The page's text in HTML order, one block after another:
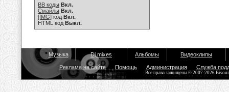
BB коды Вкл.
Смайлы Вкл.
[IMG] код Вкл.
HTML код Выкл.
Музыка Dj mixes Альбомы Видеоклипы
Реклама на сайте Помощь Администрация Служба
Все права защищены © 2007-2026